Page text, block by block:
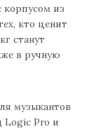
из
кто ценит
станут
в ручную
музыкантов
Logic Pro и